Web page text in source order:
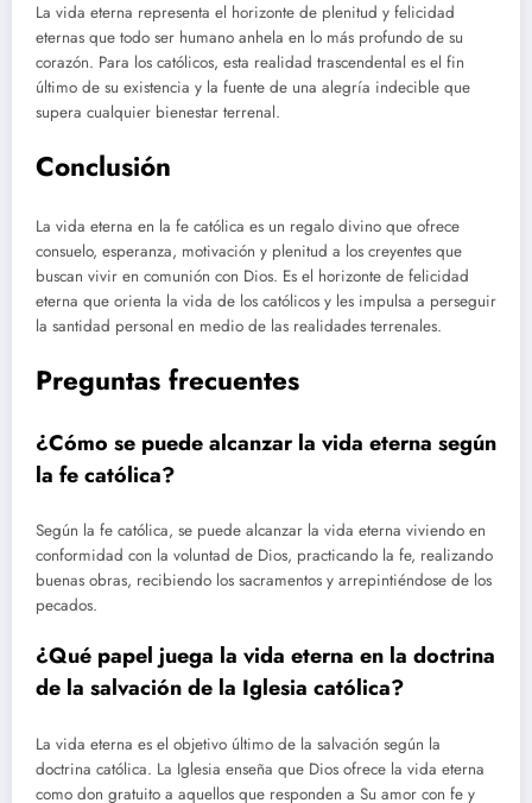
La vida eterna representa el horizonte de plenitud y felicidad
eternas que todo ser humano anhela en lo más profundo de su
corazón. Para los católicos, esta realidad trascendental es el fin
último de su existencia y la fuente de una alegría indecible que
supera cualquier bienestar terrenal.
Conclusión
La vida eterna en la fe católica es un regalo divino que ofrece
consuelo, esperanza, motivación y plenitud a los creyentes que
buscan vivir en comunión con Dios. Es el horizonte de felicidad
eterna que orienta la vida de los católicos y les impulsa a perseguir
la santidad personal en medio de las realidades terrenales.
Preguntas frecuentes
¿Cómo se puede alcanzar la vida eterna según
la fe católica?
Según la fe católica, se puede alcanzar la vida eterna viviendo en
conformidad con la voluntad de Dios, practicando la fe, realizando
buenas obras, recibiendo los sacramentos y arrepintiéndose de los
pecados.
¿Qué papel juega la vida eterna en la doctrina
de la salvación de la Iglesia católica?
La vida eterna es el objetivo último de la salvación según la
doctrina católica. La Iglesia enseña que Dios ofrece la vida eterna
como don gratuito a aquellos que responden a Su amor con fe y